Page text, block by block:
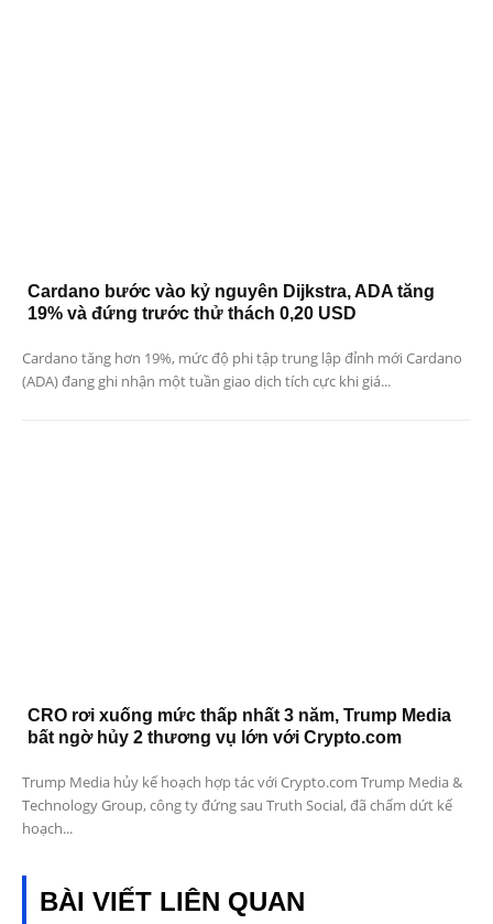
Cardano bước vào kỷ nguyên Dijkstra, ADA tăng
19% và đứng trước thử thách 0,20 USD
Cardano tăng hơn 19%, mức độ phi tập trung lập đỉnh mới Cardano
(ADA) đang ghi nhận một tuần giao dịch tích cực khi giá...
CRO rơi xuống mức thấp nhất 3 năm, Trump Media
bất ngờ hủy 2 thương vụ lớn với Crypto.com
Trump Media hủy kế hoạch hợp tác với Crypto.com Trump Media &
Technology Group, công ty đứng sau Truth Social, đã chấm dứt kế
hoạch...
BÀI VIẾT LIÊN QUAN